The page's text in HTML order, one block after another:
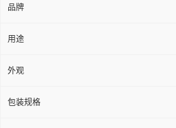
品牌
用途
外观
包装规格